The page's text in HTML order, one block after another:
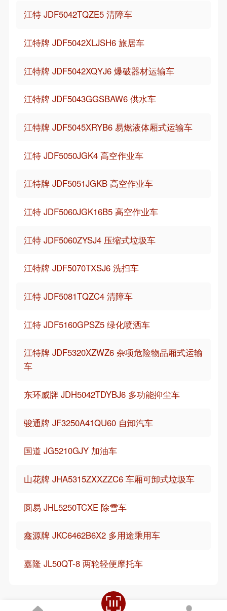
江特 JDF5042TQZE5 清障车
江特牌 JDF5042XLJSH6 旅居车
江特牌 JDF5042XQYJ6 爆破器材运输车
江特牌 JDF5043GGSBAW6 供水车
江特牌 JDF5045XRYB6 易燃液体厢式运输车
江特 JDF5050JGK4 高空作业车
江特牌 JDF5051JGKB 高空作业车
江特 JDF5060JGK16B5 高空作业车
江特 JDF5060ZYSJ4 压缩式垃圾车
江特牌 JDF5070TXSJ6 洗扫车
江特 JDF5081TQZC4 清障车
江特 JDF5160GPSZ5 绿化喷洒车
江特牌 JDF5320XZWZ6 杂项危险物品厢式运输
车
东环威牌 JDH5042TDYBJ6 多功能抑尘车
骏通牌 JF3250A41QU60 自卸汽车
国道 JG5210GJY 加油车
山花牌 JHA5315ZXXZZC6 车厢可卸式垃圾车
圆易 JHL5250TCXE 除雪车
鑫源牌 JKC6462B6X2 多用途乘用车
嘉隆 JL50QT-8 两轮轻便摩托车